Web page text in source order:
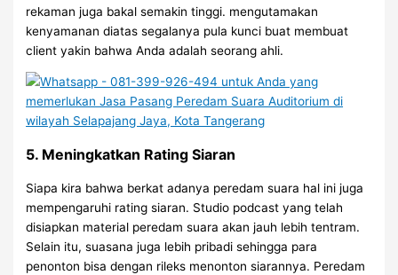
rekaman juga bakal semakin tinggi. mengutamakan
kenyamanan diatas segalanya pula kunci buat membuat
client yakin bahwa Anda adalah seorang ahli.
5. Meningkatkan Rating Siaran
Siapa kira bahwa berkat adanya peredam suara hal ini juga
mempengaruhi rating siaran. Studio podcast yang telah
disiapkan material peredam suara akan jauh lebih tentram.
Selain itu, suasana juga lebih pribadi sehingga para
penonton bisa dengan rileks menonton siarannya. Peredam